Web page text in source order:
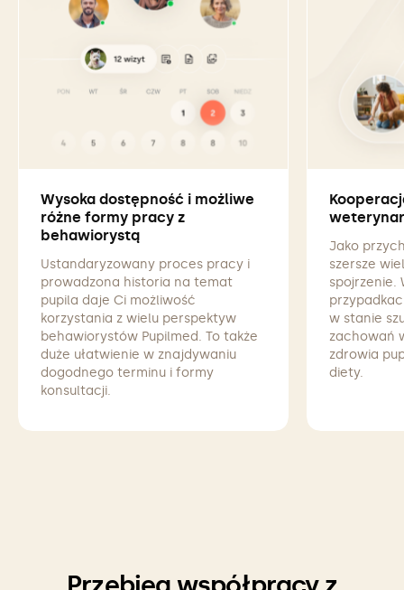
Wysoka dostępność i możliwe
różne formy pracy z
behawiorystą
Ustandaryzowany proces pracy i
prowadzona historia na temat
pupila daje Ci możliwość
korzystania z wielu perspektyw
behawiorystów Pupilmed. To także
duże ułatwienie w znajdywaniu
dogodnego terminu i formy
konsultacji.
Jako
szersze
spojrzenie.
w stanie
zachowań
zdrowia
diety.